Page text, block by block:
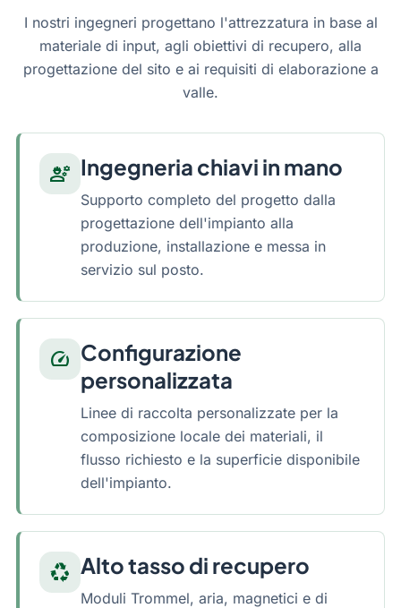
I nostri ingegneri progettano l'attrezzatura in base al
materiale di input, agli obiettivi di recupero, alla
progettazione del sito e ai requisiti di elaborazione a
valle.
engineering Ingegneria chiavi in mano
Supporto completo del progetto dalla
progettazione dell'impianto alla
produzione, installazione e messa in
servizio sul posto.
speed Configurazione
personalizzata
Linee di raccolta personalizzate per la
composizione locale dei materiali, il
flusso richiesto e la superficie disponibile
dell'impianto.
recycling Alto tasso di recupero
Moduli Trommel, aria, magnetici e di